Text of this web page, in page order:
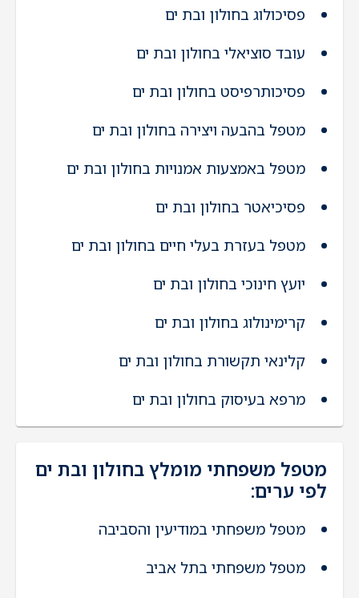
פסיכולוג בחולון ובת ים
עובד סוציאלי בחולון ובת ים
פסיכותרפיסט בחולון ובת ים
מטפל בהבעה ויצירה בחולון ובת ים
מטפל באמצעות אמנויות בחולון ובת ים
פסיכיאטר בחולון ובת ים
מטפל בעזרת בעלי חיים בחולון ובת ים
יועץ חינוכי בחולון ובת ים
קרימינולוג בחולון ובת ים
קלינאי תקשורת בחולון ובת ים
מרפא בעיסוק בחולון ובת ים
מטפל משפחתי מומלץ בחולון ובת ים
לפי ערים:
מטפל משפחתי במודיעין והסביבה
מטפל משפחתי בתל אביב